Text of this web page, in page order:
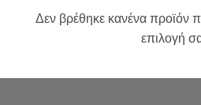
Δεν βρέθηκε κανένα προϊόν
επιλογή